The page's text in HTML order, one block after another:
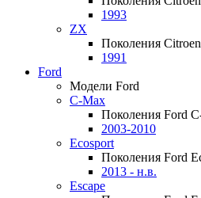
1993
ZX
Поколения
1991
Ford
Модели Ford
C-Max
Поколения Ford
2003-2010
Ecosport
Поколения Ford
2013 - н.в.
Escape